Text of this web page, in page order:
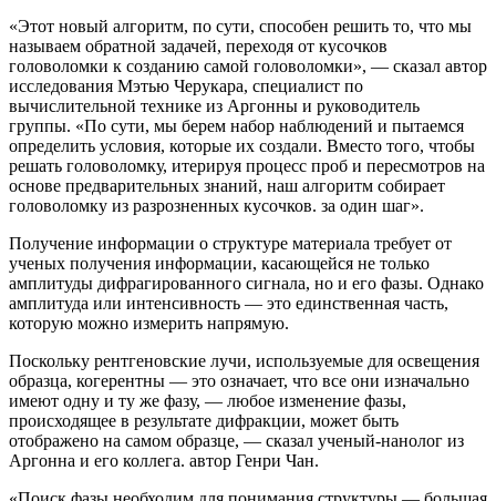
«Этот новый алгоритм, по сути, способен решить то, что мы
называем обратной задачей, переходя от кусочков
головоломки к созданию самой головоломки», — сказал автор
исследования Мэтью Черукара, специалист по
вычислительной технике из Аргонны и руководитель
группы. «По сути, мы берем набор наблюдений и пытаемся
определить условия, которые их создали. Вместо того, чтобы
решать головоломку, итерируя процесс проб и пересмотров на
основе предварительных знаний, наш алгоритм собирает
головоломку из разрозненных кусочков. за один шаг».
Получение информации о структуре материала требует от
ученых получения информации, касающейся не только
амплитуды дифрагированного сигнала, но и его фазы. Однако
амплитуда или интенсивность — это единственная часть,
которую можно измерить напрямую.
Поскольку рентгеновские лучи, используемые для освещения
образца, когерентны — это означает, что все они изначально
имеют одну и ту же фазу, — любое изменение фазы,
происходящее в результате дифракции, может быть
отображено на самом образце, — сказал ученый-нанолог из
Аргонна и его коллега. автор Генри Чан.